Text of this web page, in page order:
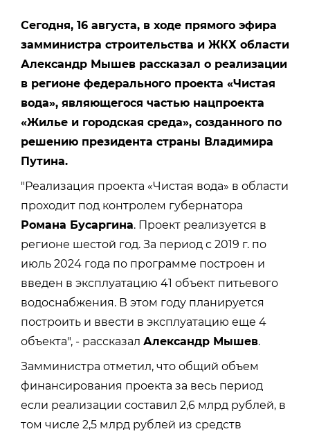
Сегодня, 16 августа, в ходе прямого эфира
замминистра строительства и ЖКХ области
Александр Мышев рассказал о реализации
в регионе федерального проекта «Чистая
вода», являющегося частью нацпроекта
«Жилье и городская среда», созданного по
решению президента страны Владимира
Путина.
"Реализация проекта «Чистая вода» в области
проходит под контролем губернатора
Романа Бусаргина. Проект реализуется в
регионе шестой год. За период с 2019 г. по
июль 2024 года по программе построен и
введен в эксплуатацию 41 объект питьевого
водоснабжения. В этом году планируется
построить и ввести в эксплуатацию еще 4
объекта", - рассказал Александр Мышев.
Замминистра отметил, что общий объем
финансирования проекта за весь период
если реализации составил 2,6 млрд рублей, в
том числе 2,5 млрд рублей из средств